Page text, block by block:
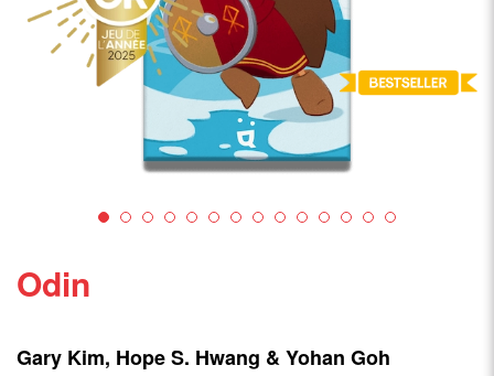
Odin
Gary Kim, Hope S. Hwang & Yohan Goh